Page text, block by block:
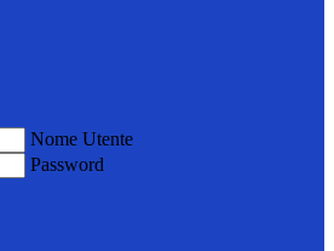
Nome Utente
Password